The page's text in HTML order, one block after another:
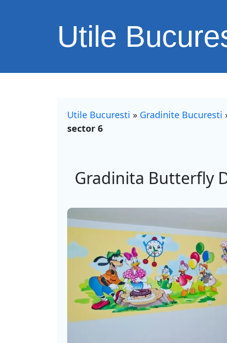
Utile
Utile Bucuresti » Gradinite Bucuresti
sector 6
Gradinita Butterfly